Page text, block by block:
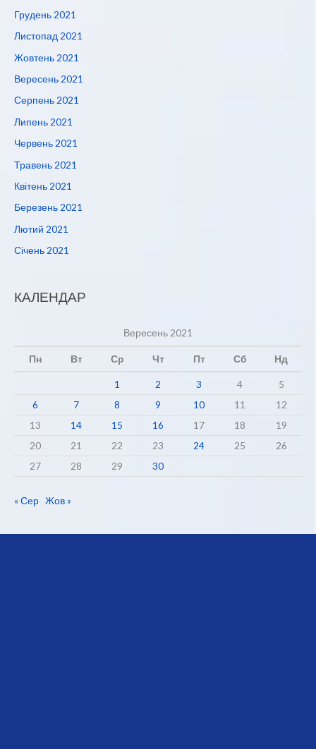
Грудень 2021
Листопад 2021
Жовтень 2021
Вересень 2021
Серпень 2021
Липень 2021
Червень 2021
Травень 2021
Квітень 2021
Березень 2021
Лютий 2021
Січень 2021
КАЛЕНДАР
Вересень 2021
Пн Вт Ср Чт Пт Сб Нд
1 2 3 4
5
6
7 8 9 10 11
12
13
14 15 16 17 18
19
20
21 22 23 24 25
26
27
28 29 30
« Сер Жов »